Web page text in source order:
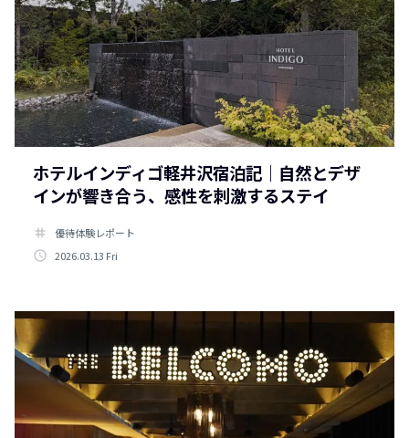
ホテルインディゴ軽井沢宿泊記｜自然とデザ
インが響き合う、感性を刺激するステイ
tag
優待体験レポート
access_time 2026.03.13 Fri